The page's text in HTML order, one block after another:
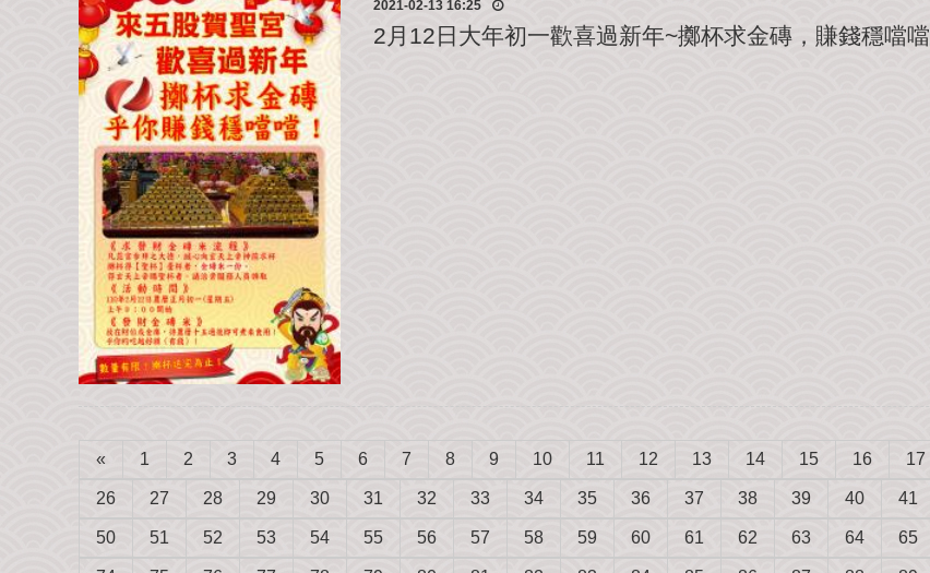
2021-02-13 16:25
2月12日大年初一歡喜過新年~擲杯求金磚，賺錢穩噹噹
« 1 2 3 4 5 6 7 8 9 10 11 12 13 14 15 16 17
26 27 28 29 30 31 32 33 34 35 36 37 38 39 40 41
50 51 52 53 54 55 56 57 58 59 60 61 62 63 64 65